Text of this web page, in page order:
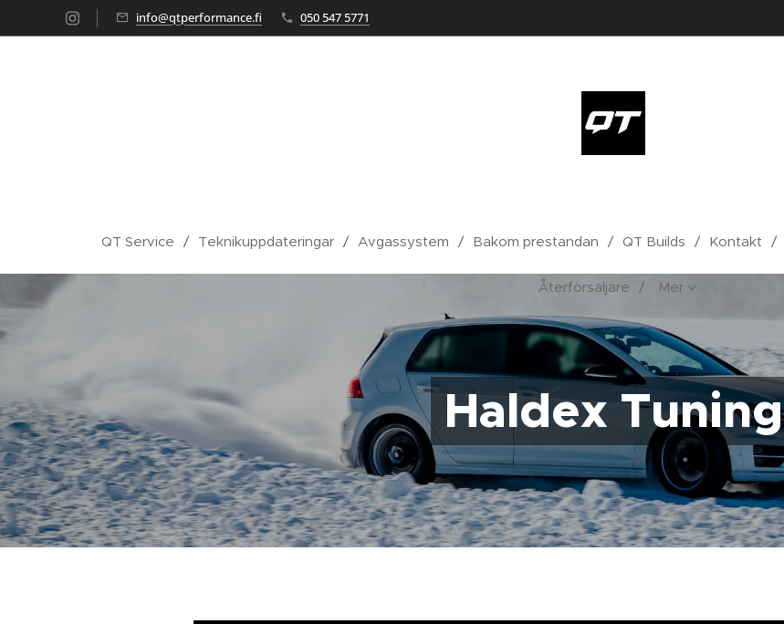
info@qtperformance.fi 050 547 5771
QT Service Teknikuppdateringar Avgassystem Bakom prestandan QT Builds Kontakt
Återförsäljare Mer
Haldex Tuning